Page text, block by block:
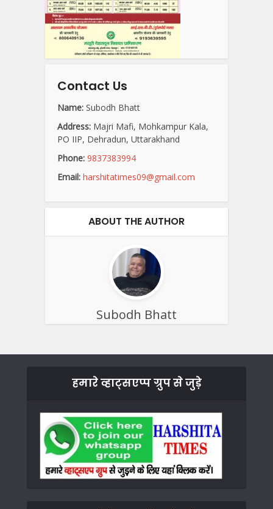
Contact Us
Name: Subodh Bhatt
Address: Majri Mafi, Mohkampur Kala,
PO IIP, Dehradun, Uttarakhand
Phone: 9837383994
Email: harshitatimes09@gmail.com
ABOUT THE AUTHOR
Subodh Bhatt
हमारे व्हाट्सएप्प ग्रुप से जुड़े